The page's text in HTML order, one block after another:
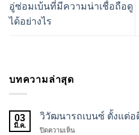
อู่ซ่อมเบ้นที่มีความน่าเชื่อถือดู
ได้อย่างไร
บทความล่าสุด
03
มี.ค.
วิวัฒนารถเบนซ์ ตั้งแต่อ
ปิดความเห็น